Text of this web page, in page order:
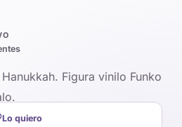
Figura vinilo Funko
Lo quiero